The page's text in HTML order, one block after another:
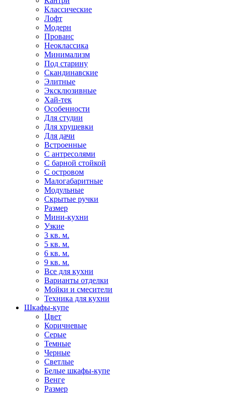
Классические
Лофт
Модерн
Прованс
Неоклассика
Минимализм
Под старину
Скандинавские
Элитные
Эксклюзивные
Хай-тек
Особенности
Для студии
Для хрущевки
Для дачи
Встроенные
С антресолями
С барной стойкой
С островом
Малогабаритные
Модульные
Скрытые ручки
Размер
Мини-кухни
Узкие
3 кв. м.
5 кв. м.
6 кв. м.
9 кв. м.
Все для кухни
Варианты отделки
Мойки и смесители
Техника для кухни
Шкафы-купе
Цвет
Коричневые
Серые
Темные
Черные
Светлые
Белые шкафы-купе
Венге
Размер